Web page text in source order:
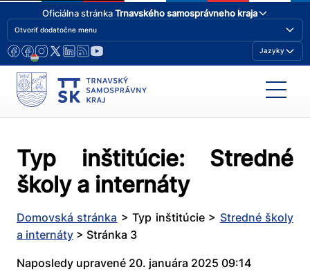
Oficiálna stránkaTrnavského samosprávneho kraja
Otvoriť dodatočne menu
Jazyky
Typ inštitúcie: Stredné
školy a internáty
Domovská stránka >Typ inštitúcie> Stredné školy
a internáty > Stránka 3
Naposledy upravené 20. januára 2025 09:14